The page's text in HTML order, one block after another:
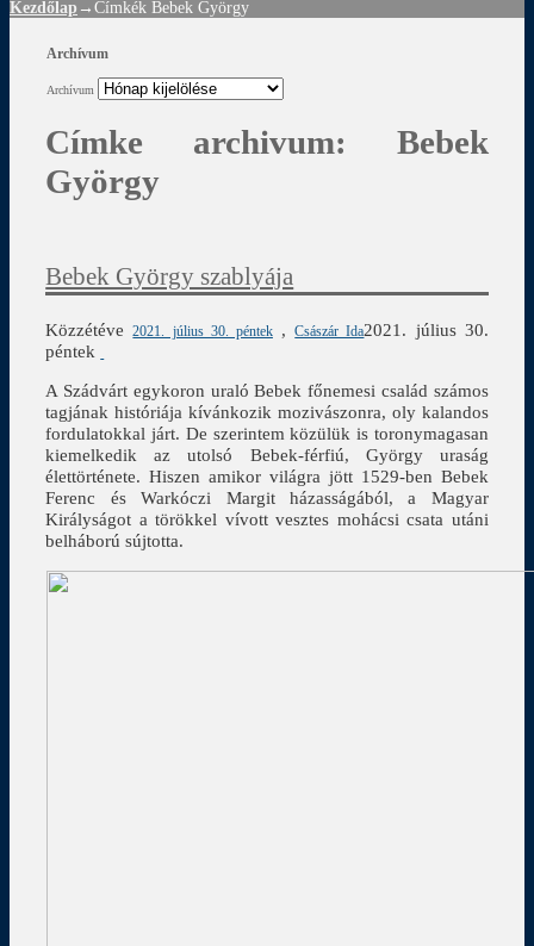
Kezdőlap →Címkék Bebek György
Archívum
Archívum
Címke archivum: Bebek
György
Bebek György szablyája
Közzétéve2021. július 30. péntek ,Császár Ida2021. július 30.
péntek
A Szádvárt egykoron uraló Bebek főnemesi család számos
tagjának históriája kívánkozik mozivászonra, oly kalandos
fordulatokkal járt. De szerintem közülük is toronymagasan
kiemelkedik az utolsó Bebek-férfiú, György uraság
élettörténete. Hiszen amikor világra jött 1529-ben Bebek
Ferenc és Warkóczi Margit házasságából, a Magyar
Királyságot a törökkel vívott vesztes mohácsi csata utáni
belháború sújtotta.